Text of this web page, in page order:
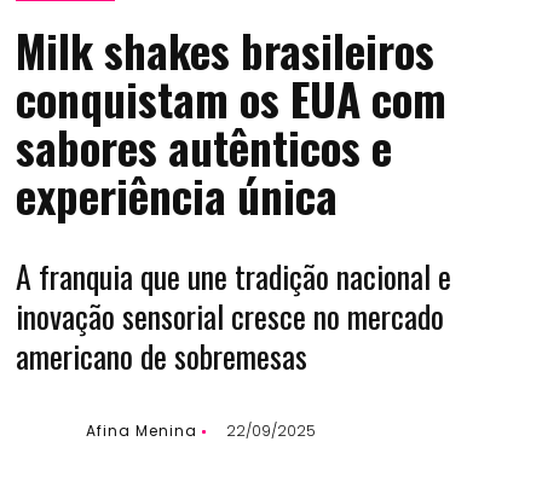
Milk shakes brasileiros
conquistam os EUA com
sabores autênticos e
experiência única
A franquia que une tradição nacional e
inovação sensorial cresce no mercado
americano de sobremesas
Afina Menina 22/09/2025